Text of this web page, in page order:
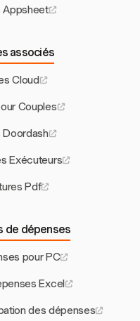
Appsheet
associés
Cloud
Couples
Doordash
Exécuteurs
Pdf
de dépenses
pour PC
Excel
des dépenses